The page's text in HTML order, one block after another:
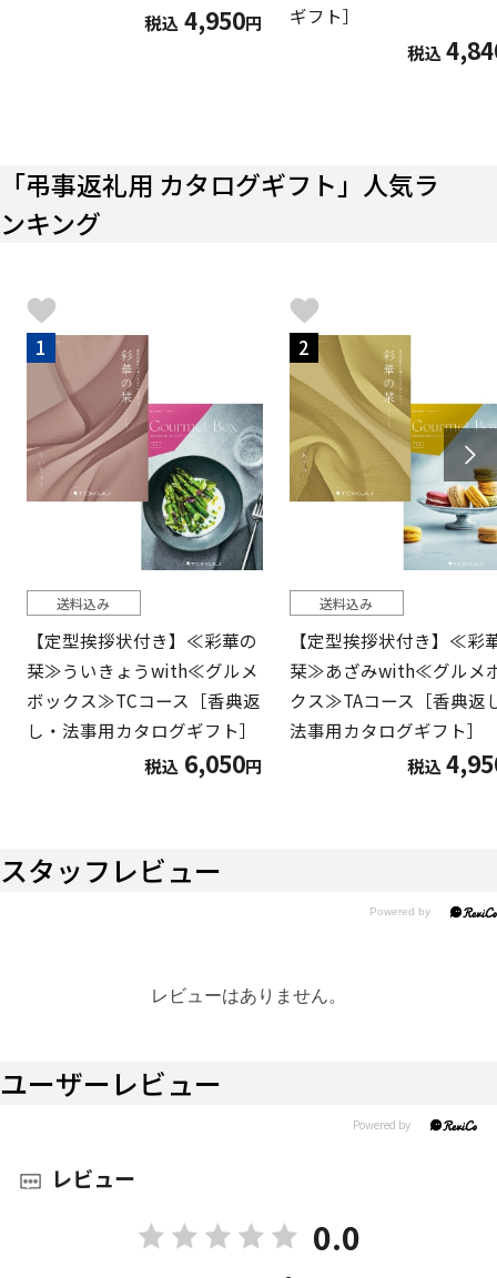
税込 4,950円
ギフト］
税込
「弔事返礼用 カタログギフト」人気ラ
ンキング
1
送料込み
【定型挨拶状付き】≪彩華の
栞≫ういきょうwith≪グルメ
ボックス≫TCコース［香典返
し・法事用カタログギフト］
税込 6,050円
2
送料込み
【定型挨拶状付き】≪彩
栞≫あざみwith≪グルメ
クス≫TAコース［香典返
法事用カタログギフト］
税込
スタッフレビュー
レビューはありません。
ユーザーレビュー
レビュー
0.0